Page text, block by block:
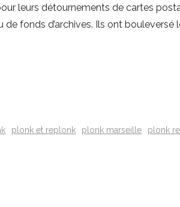
leurs détournements de cartes
fonds d’archives. Ils ont bouleversé
plonk et replonk plonk marseille
plonk